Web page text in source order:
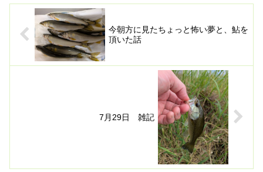
今朝方に見たちょっと怖い夢と、鮎を
頂いた話
7月29日 雑記